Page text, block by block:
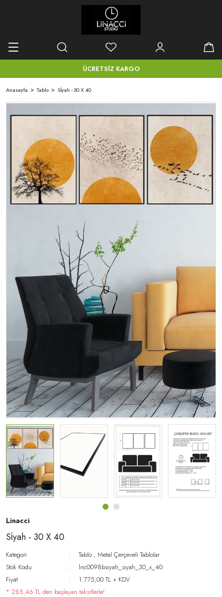
ÜCRETSİZ KARGO
Anasayfa Tablo Si̇yah - 30 X 40
Linacci
Si̇yah - 30 X 40
Kategori Tablo ,Metal Çerçeveli Tablolar
Stok Kodu
lnc0098bsiyah_siyah_30_x_40
Fiyat
1.775,00 TL + KDV
* 285,46 TL den başlayan taksitlerle!
Geri Dön
Ayna Çerçeveli Tablolar
Kanvas Tablolar
Mdf Tablo
Metal Çerçeveli Tablolar